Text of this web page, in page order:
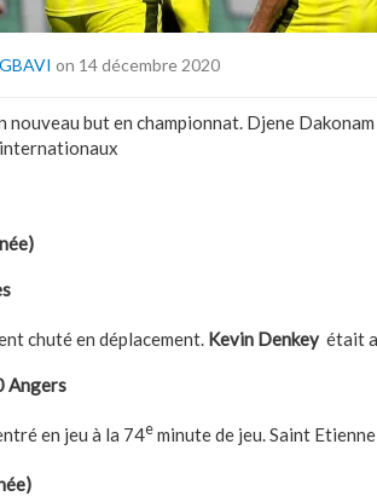
on 14 décembre 2020
nouveau but en championnat. Djene
chuté en déplacement. Kevin Denkeyétait
Angers
en jeu à la 74e minute de jeu. Saint